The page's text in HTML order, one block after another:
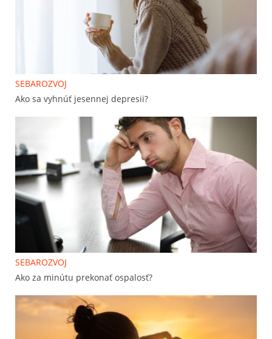
SEBAROZVOJ
Ako sa vyhnúť jesennej depresii?
SEBAROZVOJ
Ako za minútu prekonať ospalosť?